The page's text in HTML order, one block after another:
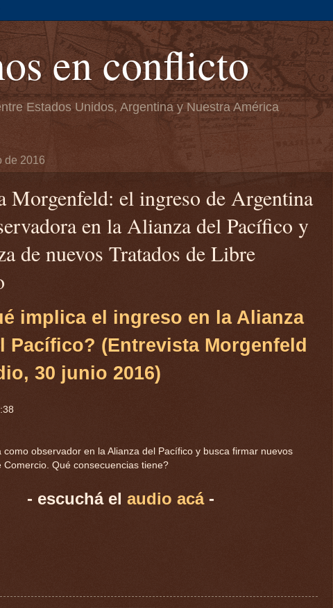
en conflicto
Estados Unidos, Argentina y Nuestra América
de 2016
Morgenfeld: el ingreso de Argentina
en la Alianza del Pacífico y
de nuevos Tratados de Libre
implica el ingreso en la Alianza
Pacífico? (Entrevista Morgenfeld
30 junio 2016)
como observador en la Alianza del Pacífico y busca firmar nuevos
Comercio. Qué consecuencias tiene?
- escuchá el audio acá-